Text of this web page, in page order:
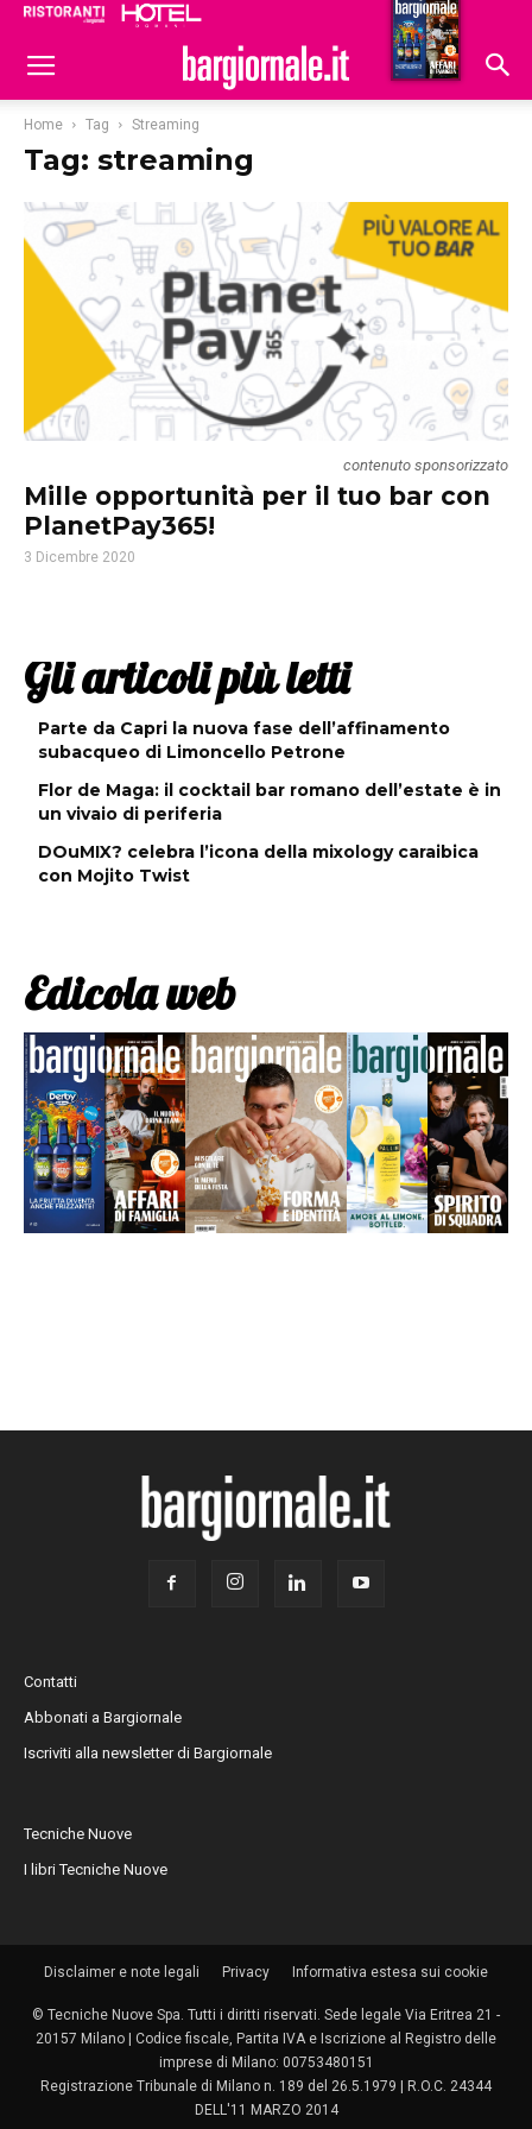
Hoteldomani
Home Tag Streaming
Tag: streaming
contenuto sponsorizzato
Mille opportunità per il tuo bar con
PlanetPay365!
3 Dicembre 2020
Gli articoli più letti
Parte da Capri la nuova fase dell’affinamento
subacqueo di Limoncello Petrone
Flor de Maga: il cocktail bar romano dell’estate è in
un vivaio di periferia
DOuMIX? celebra l’icona della mixology caraibica
con Mojito Twist
Edicola web
Contatti
Abbonati a Bargiornale
Iscriviti alla newsletter di Bargiornale
Tecniche Nuove
I libri Tecniche Nuove
Disclaimer e note legali Privacy Informativa estesa sui cookie
© Tecniche Nuove Spa. Tutti i diritti riservati. Sede legale Via Eritrea 21 -
20157 Milano | Codice fiscale, Partita IVA e Iscrizione al Registro delle
imprese di Milano: 00753480151
Registrazione Tribunale di Milano n. 189 del 26.5.1979 | R.O.C. 24344
DELL'11 MARZO 2014